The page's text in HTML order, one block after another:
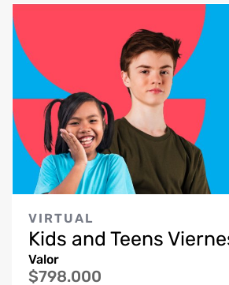
VIRTUAL
Kids and Teens
Valor
$798.000